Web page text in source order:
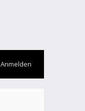
Anmelden